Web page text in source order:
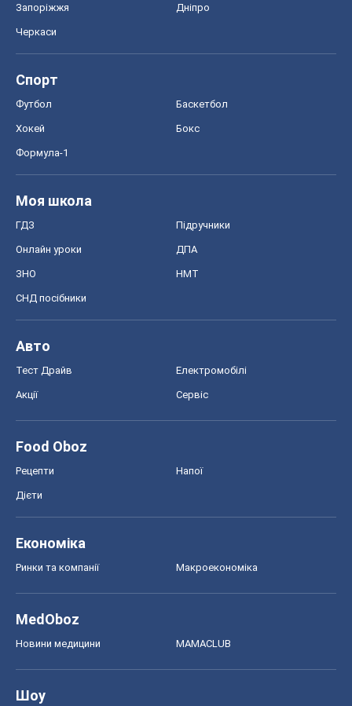
Запоріжжя Дніпро
Черкаси
Спорт
Футбол Баскетбол
Хокей Бокс
Формула-1
Моя школа
ГДЗ Підручники
Онлайн уроки ДПА
ЗНО НМТ
СНД посібники
Авто
Тест Драйв Електромобілі
Акції Сервіс
Food Oboz
Рецепти Напої
Дієти
Економіка
Ринки та компанії Макроекономіка
MedOboz
Новини медицини MAMACLUB
Шоу